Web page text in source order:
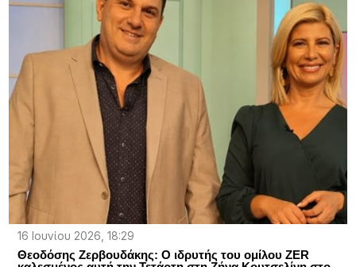
16 Ιουνίου 2026, 18:29
Θεοδόσης Ζερβουδάκης: Ο ιδρυτής του ομίλου ZER